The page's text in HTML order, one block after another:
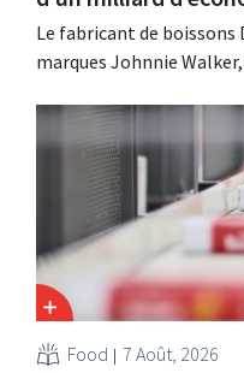
Le fabricant de
marques Johnnie
considérablement ses
croissance, notamment
prêts à boire.
Food 7 Août, 2026